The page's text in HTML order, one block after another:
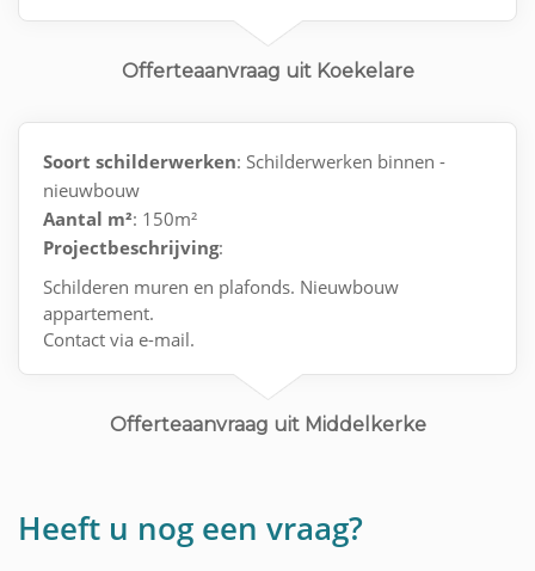
1 deur met raam in ( living )
1 achterwand toilet
Offerteaanvraag uit Koekelare
Soort schilderwerken: Schilderwerken binnen -
nieuwbouw
Aantal m²: 150m²
Projectbeschrijving:
Schilderen muren en plafonds. Nieuwbouw
appartement.
Contact via e-mail.
Offerteaanvraag uit Middelkerke
Heeft u nog een vraag?